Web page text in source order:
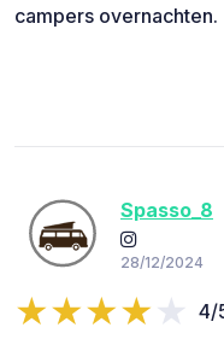
campers overnachten.
Spasso_8
28/12/2024
4/